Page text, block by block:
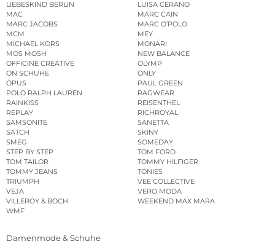
LIEBESKIND BERLIN
LUISA CERANO
MAC
MARC CAIN
MARC JACOBS
MARC O’POLO
MCM
MEY
MICHAEL KORS
MONARI
MOS MOSH
NEW BALANCE
OFFICINE CREATIVE
OLYMP
ON SCHUHE
ONLY
OPUS
PAUL GREEN
POLO RALPH LAUREN
RAGWEAR
RAINKISS
REISENTHEL
REPLAY
RICHROYAL
SAMSONITE
SANETTA
SATCH
SKINY
SMEG
SOMEDAY
STEP BY STEP
TOM FORD
TOM TAILOR
TOMMY HILFIGER
TOMMY JEANS
TONIES
TRIUMPH
VEE COLLECTIVE
VEJA
VERO MODA
VILLEROY & BOCH
WEEKEND MAX MARA
WMF
Damenmode & Schuhe